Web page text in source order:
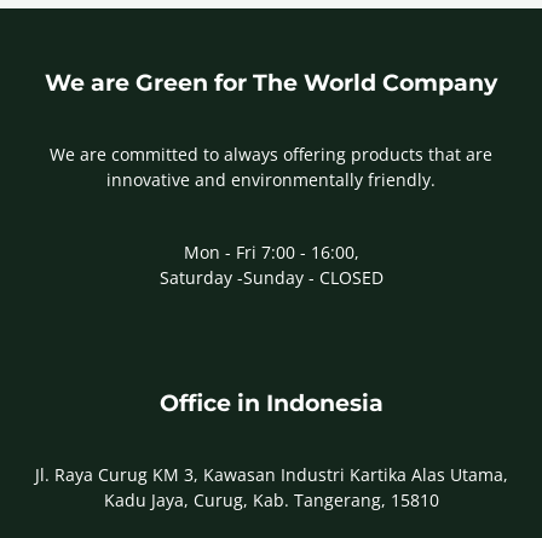
We are Green for The World Company
We are committed to always offering products that are
innovative and environmentally friendly.
Mon - Fri 7:00 - 16:00,
Saturday -Sunday - CLOSED
Office in Indonesia
Jl. Raya Curug KM 3, Kawasan Industri Kartika Alas Utama,
Kadu Jaya, Curug, Kab. Tangerang, 15810